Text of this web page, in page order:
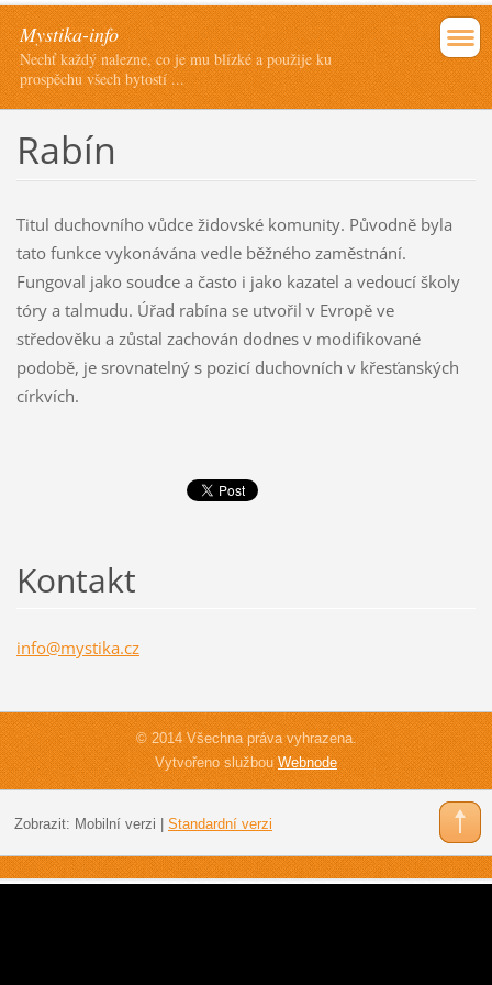
Mystika-info
Nechť každý nalezne, co je mu blízké a použije ku
prospěchu všech bytostí ...
Rabín
Titul duchovního vůdce židovské komunity. Původně byla
tato funkce vykonávána vedle běžného zaměstnání.
Fungoval jako soudce a často i jako kazatel a vedoucí školy
tóry a talmudu. Úřad rabína se utvořil v Evropě ve
středověku a zůstal zachován dodnes v modifikované
podobě, je srovnatelný s pozicí duchovních v křesťanských
církvích.
Kontakt
info@mystika.cz
© 2014 Všechna práva vyhrazena.
Vytvořeno službouWebnode
Zobrazit: Mobilní verzi | Standardní verzi